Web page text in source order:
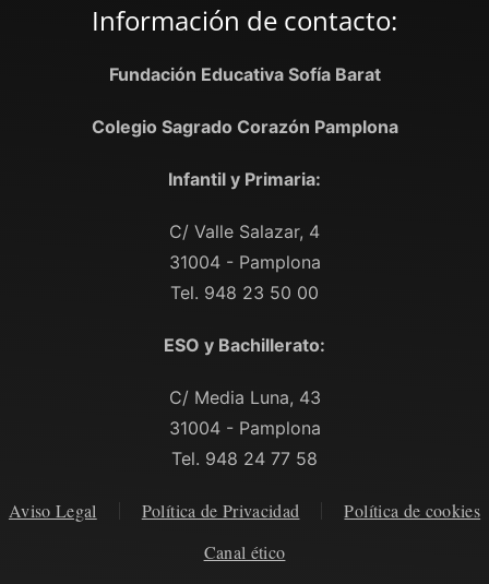
Información de contacto:
Fundación Educativa Sofía Barat
Colegio Sagrado Corazón Pamplona
Infantil y Primaria:
C/ Valle Salazar, 4
31004 - Pamplona
Tel. 948 23 50 00
ESO y Bachillerato:
C/ Media Luna, 43
31004 - Pamplona
Tel. 948 24 77 58
Aviso Legal Política de Privacidad
Política de cookies
Canal ético